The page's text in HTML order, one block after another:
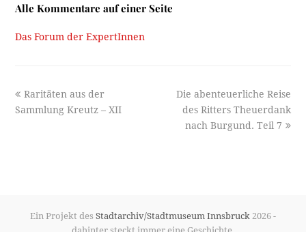
Alle Kommentare auf einer Seite
Das Forum der ExpertInnen
previous
post:
Raritäten aus der
Sammlung Kreutz – XII
next
post:
Die abenteuerliche Reise
des Ritters Theuerdank
nach Burgund. Teil 7
Ein Projekt des Stadtarchiv/Stadtmuseum Innsbruck 2026 -